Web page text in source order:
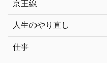
京王線
人生のやり直し
仕事